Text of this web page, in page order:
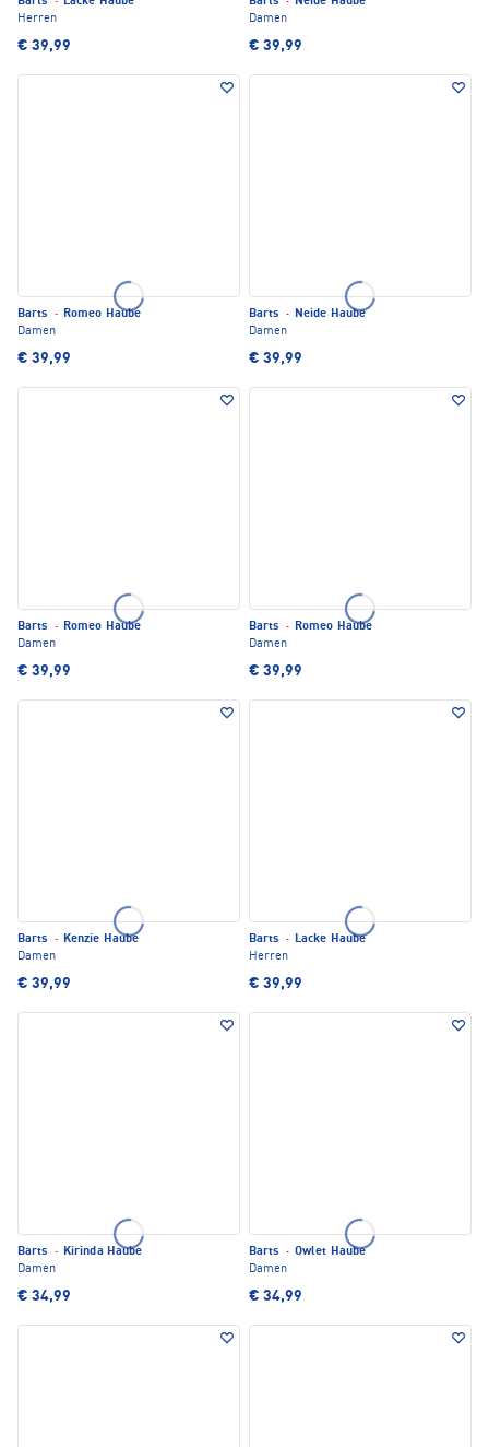
Herren
€ 39,99
Damen
€ 39,99
Barts · Romeo Haube
Damen
€ 39,99
Barts · Neide Haube
Damen
€ 39,99
Barts · Romeo Haube
Damen
€ 39,99
Barts · Romeo Haube
Damen
€ 39,99
Barts · Kenzie Haube
Damen
€ 39,99
Barts · Lacke Haube
Herren
€ 39,99
Barts · Kirinda Haube
Damen
€ 34,99
Barts · Owlet Haube
Damen
€ 34,99